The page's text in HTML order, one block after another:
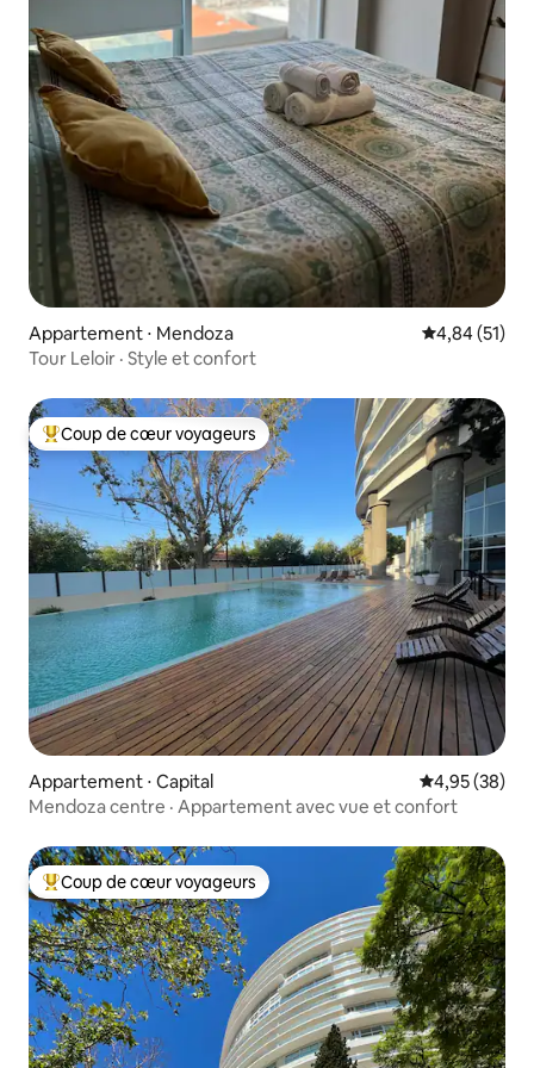
Appartement ⋅ Mendoza Évaluation
4,84 (51)
Tour Leloir · Style et confort
Coups de cœur voyageurs les plus appréciés
Coup de cœur voyageurs
Appartement ⋅ Capital Évaluation
4,95 (38)
Mendoza centre · Appartement avec vue et confort
Coups de cœur voyageurs les plus appréciés
Coup de cœur voyageurs